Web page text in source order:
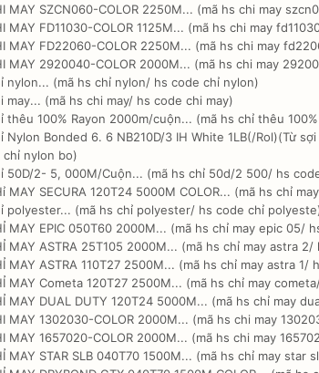
MAY SZCN060-COLOR 2250M... (mã hs chi may
MAY FD11030-COLOR 1125M... (mã hs chi may
MAY FD22060-COLOR 2250M... (mã hs chi may
MAY 2920040-COLOR 2000M... (mã hs chi may
nylon... (mã hs chỉ nylon/ hs code chỉ nylon)
may... (mã hs chi may/ hs code chi may)
thêu 100% Rayon 2000m/cuộn... (mã hs chỉ thêu
Nylon Bonded 6. 6 NB210D/3 IH White 1LB(/Rol)(Từ
nylon bo)
50D/2- 5, 000M/Cuộn... (mã hs chỉ 50d/2 500/ hs
MAY SECURA 120T24 5000M COLOR... (mã hs chỉ
polyester... (mã hs chỉ polyester/ hs code chỉ
MAY EPIC 050T60 2000M... (mã hs chỉ may epic 05/
MAY ASTRA 25T105 2000M... (mã hs chỉ may astra
MAY ASTRA 110T27 2500M... (mã hs chỉ may astra 1/
MAY Cometa 120T27 2500M... (mã hs chỉ may
MAY DUAL DUTY 120T24 5000M... (mã hs chỉ may
MAY 1302030-COLOR 2000M... (mã hs chi may
MAY 1657020-COLOR 2000M... (mã hs chi may
MAY STAR SLB 040T70 1500M... (mã hs chỉ may star
MỞ QUÀ